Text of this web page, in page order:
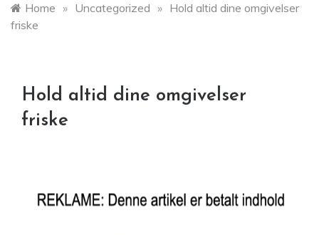
Home » Uncategorized » Hold altid dine omgivelser
friske
Hold altid dine omgivelser
friske